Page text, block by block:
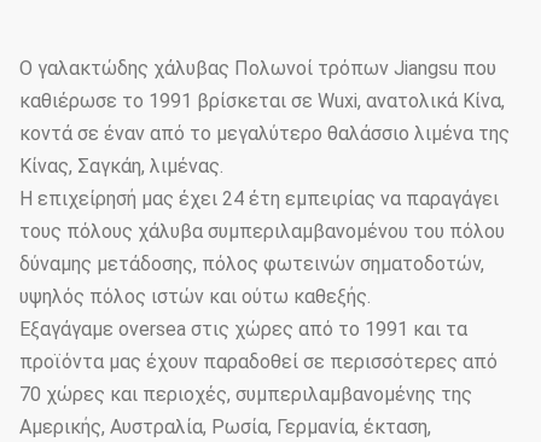
Ο γαλακτώδης χάλυβας Πολωνοί τρόπων Jiangsu που
καθιέρωσε το 1991 βρίσκεται σε Wuxi, ανατολικά Κίνα,
κοντά σε έναν από το μεγαλύτερο θαλάσσιο λιμένα της
Κίνας, Σαγκάη, λιμένας.
Η επιχείρησή μας έχει 24 έτη εμπειρίας να παραγάγει
τους πόλους χάλυβα συμπεριλαμβανομένου του πόλου
δύναμης μετάδοσης, πόλος φωτεινών σηματοδοτών,
υψηλός πόλος ιστών και ούτω καθεξής.
Εξαγάγαμε oversea στις χώρες από το 1991 και τα
προϊόντα μας έχουν παραδοθεί σε περισσότερες από
70 χώρες και περιοχές, συμπεριλαμβανομένης της
Αμερικής, Αυστραλία, Ρωσία, Γερμανία, έκταση,